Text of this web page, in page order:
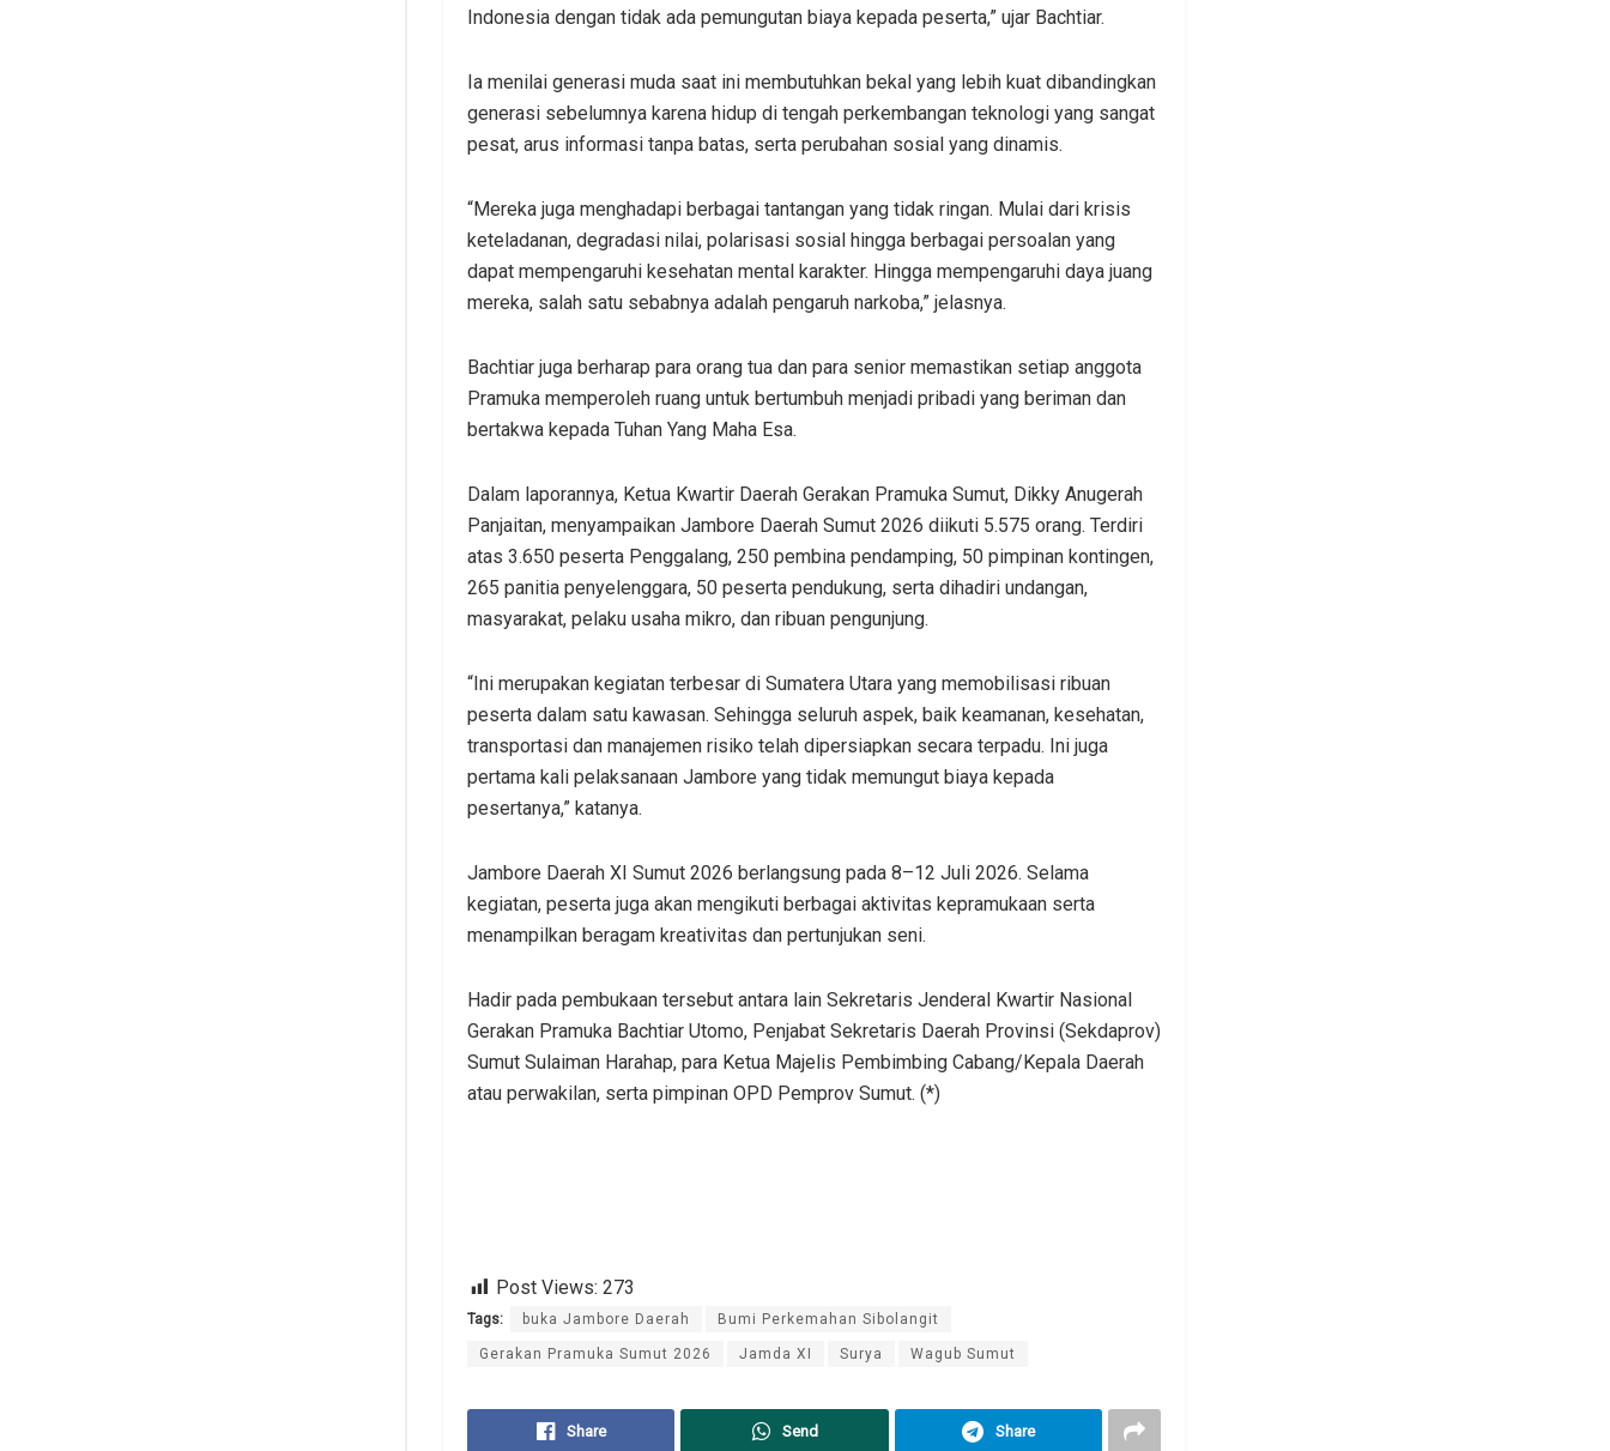
Indonesia dengan tidak ada pemungutan biaya kepada peserta,” ujar Bachtiar.
Ia menilai generasi muda saat ini membutuhkan bekal yang lebih kuat dibandingkan
generasi sebelumnya karena hidup di tengah perkembangan teknologi yang sangat
pesat, arus informasi tanpa batas, serta perubahan sosial yang dinamis.
“Mereka juga menghadapi berbagai tantangan yang tidak ringan. Mulai dari krisis
keteladanan, degradasi nilai, polarisasi sosial hingga berbagai persoalan yang
dapat mempengaruhi kesehatan mental karakter. Hingga mempengaruhi daya juang
mereka, salah satu sebabnya adalah pengaruh narkoba,” jelasnya.
Bachtiar juga berharap para orang tua dan para senior memastikan setiap anggota
Pramuka memperoleh ruang untuk bertumbuh menjadi pribadi yang beriman dan
bertakwa kepada Tuhan Yang Maha Esa.
Dalam laporannya, Ketua Kwartir Daerah Gerakan Pramuka Sumut, Dikky Anugerah
Panjaitan, menyampaikan Jambore Daerah Sumut 2026 diikuti 5.575 orang. Terdiri
atas 3.650 peserta Penggalang, 250 pembina pendamping, 50 pimpinan kontingen,
265 panitia penyelenggara, 50 peserta pendukung, serta dihadiri undangan,
masyarakat, pelaku usaha mikro, dan ribuan pengunjung.
“Ini merupakan kegiatan terbesar di Sumatera Utara yang memobilisasi ribuan
peserta dalam satu kawasan. Sehingga seluruh aspek, baik keamanan, kesehatan,
transportasi dan manajemen risiko telah dipersiapkan secara terpadu. Ini juga
pertama kali pelaksanaan Jambore yang tidak memungut biaya kepada
pesertanya,” katanya.
Jambore Daerah XI Sumut 2026 berlangsung pada 8–12 Juli 2026. Selama
kegiatan, peserta juga akan mengikuti berbagai aktivitas kepramukaan serta
menampilkan beragam kreativitas dan pertunjukan seni.
Hadir pada pembukaan tersebut antara lain Sekretaris Jenderal Kwartir Nasional
Gerakan Pramuka Bachtiar Utomo, Penjabat Sekretaris Daerah Provinsi (Sekdaprov)
Sumut Sulaiman Harahap, para Ketua Majelis Pembimbing Cabang/Kepala Daerah
atau perwakilan, serta pimpinan OPD Pemprov Sumut. (*)
Post Views: 273
Tags: buka Jambore Daerah Bumi Perkemahan Sibolangit
Gerakan Pramuka Sumut 2026 Jamda XI Surya Wagub Sumut
Share Send Share